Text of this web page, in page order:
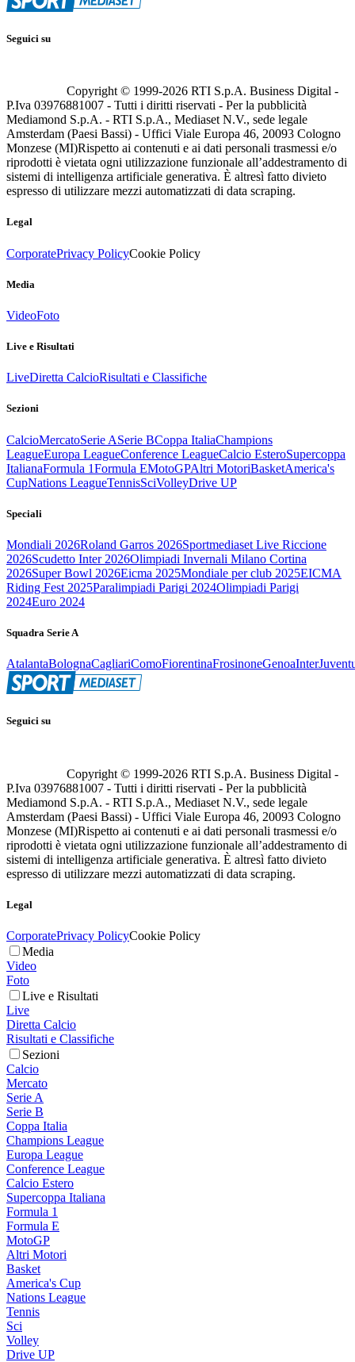
Seguici su
Copyright © 1999-2026 RTI S.p.A. Business Digital -
P.Iva 03976881007 - Tutti i diritti riservati - Per la pubblicità
Mediamond S.p.A. - RTI S.p.A., Mediaset N.V., sede legale
Amsterdam (Paesi Bassi) - Uffici Viale Europa 46, 20093 Cologno
Monzese (MI)Rispetto ai contenuti e ai dati personali trasmessi e/o
riprodotti è vietata ogni utilizzazione funzionale all’addestramento di
sistemi di intelligenza artificiale generativa. È altresì fatto divieto
espresso di utilizzare mezzi automatizzati di data scraping.
Legal
CorporatePrivacy PolicyCookie Policy
Media
VideoFoto
Live e Risultati
LiveDiretta CalcioRisultati e Classifiche
Sezioni
CalcioMercatoSerie ASerie BCoppa ItaliaChampions
LeagueEuropa LeagueConference LeagueCalcio EsteroSupercoppa
ItalianaFormula 1Formula EMotoGPAltri MotoriBasketAmerica's
CupNations LeagueTennisSciVolleyDrive UP
Speciali
Mondiali 2026Roland Garros 2026Sportmediaset Live Riccione
2026Scudetto Inter 2026Olimpiadi Invernali Milano Cortina
2026Super Bowl 2026Eicma 2025Mondiale per club 2025EICMA
Riding Fest 2025Paralimpiadi Parigi 2024Olimpiadi Parigi
2024Euro 2024
Squadra Serie A
AtalantaBolognaCagliariComoFiorentinaFrosinoneGenoaInter
Seguici su
Copyright © 1999-2026 RTI S.p.A. Business Digital -
P.Iva 03976881007 - Tutti i diritti riservati - Per la pubblicità
Mediamond S.p.A. - RTI S.p.A., Mediaset N.V., sede legale
Amsterdam (Paesi Bassi) - Uffici Viale Europa 46, 20093 Cologno
Monzese (MI)Rispetto ai contenuti e ai dati personali trasmessi e/o
riprodotti è vietata ogni utilizzazione funzionale all’addestramento di
sistemi di intelligenza artificiale generativa. È altresì fatto divieto
espresso di utilizzare mezzi automatizzati di data scraping.
Legal
CorporatePrivacy PolicyCookie Policy
Media
Video
Foto
Live e Risultati
Live
Diretta Calcio
Risultati e Classifiche
Sezioni
Calcio
Mercato
Serie A
Serie B
Coppa Italia
Champions League
Europa League
Conference League
Calcio Estero
Supercoppa Italiana
Formula 1
Formula E
MotoGP
Altri Motori
Basket
America's Cup
Nations League
Tennis
Sci
Volley
Drive UP